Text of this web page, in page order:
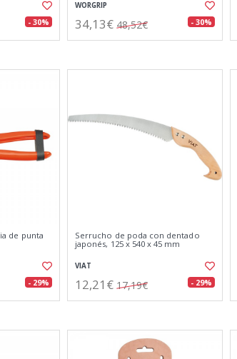
- 30%
WORGRIP
34,13€ 48,52€ - 30%
de punta
- 29%
Serrucho de poda con dentado
japonés, 125 x 540 x 45 mm
VIAT
12,21€ 17,19€ - 29%